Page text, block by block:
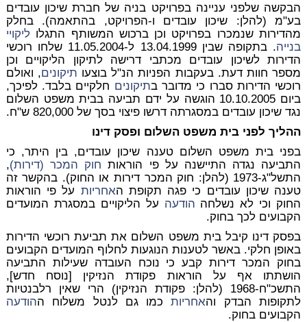
הבקשה שלפני עניינה בפרויקט בניה של חברת שיכון עובדים
בע"מ (להלן: שיכון עובדים ו-הפרויקט, בהתאמה). בחלק
מהדירות שנמכרו בפרויקט וכן ברכוש המשותף התגלוליקויי
בנייה
. בתקופה שבין 13.04.1999 ל-11.05.2004 שלחו רוכשי
הדירות לשיכון עובדים מכתבי דרישה לתיקון הליקויים וכן
מספר חוות דעת. בעקבות הפניות הנ"ל בוצעו תיקונים, ואולם
רוכשי הדירות סברו כי מדובר בתיקונים חלקיים בלבד. לפיכך,
ביום 10.10.2005 הוגשה על ידם תביעה בבית משפט השלום
נגד שיכון עובדים במסגרתה דרשו פיצוי בסך של 820,000 ש"ח.
ההליך לפני בית משפט השלום ופסק דינו
בפני בית משפט השלום טענה שיכון עובדים, בין היתר, כי
התביעה נגדה התיישנה על פי הוראות חוק המכר (דירות),
התשל"ג-1973 (להלן: חוק המכר דירות או החוק). בהקשר זה
טענה שיכון עובדים כי פגה תקופת האחריות על פי הוראות
החוק וכי לא נשלחה הודעה על הליקויים במסגרת המועדים
הקבועים לכך בחוק.
בפסק דינו קיבל בית משפט השלום את תביעת רוכשי הדירות
באופן חלקי. באשר לטענות הנוגעות לחלוף המועדים הקבועים
בחוק המכר דירות קבע כי נוכח העובדה שעילות התביעה
הושתתו אף על הוראות פקודת הנזיקין [נוסח חדש],
התשכ"ח-1968 (להלן: פקודת הנזיקין) הרי שאין רלבנטיות
לתקופות הבדק והאחריותכמו גם לנטל משלוח ההודעה
הקבועים בחוק.